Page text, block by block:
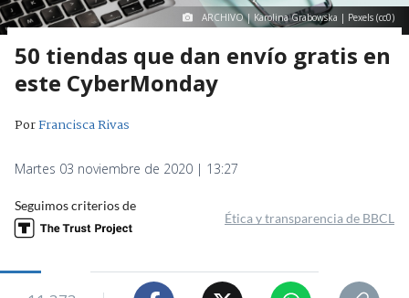
ARCHIVO | Karolina Grabowska | Pexels (cc0)
50 tiendas que dan envío gratis en
este CyberMonday
PorFrancisca Rivas
Martes 03 noviembre de 2020 | 13:27
Seguimos criterios de
Ética y transparencia de BBCL